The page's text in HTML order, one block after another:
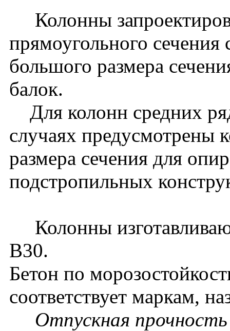
Колонны
прямоугольного сечения
большого размера
балок.
Для колонн средних
случаях предусмотрены
размера сечения для
подстропильных
Колонны
B30.
Бетон по
соответствует маркам,
Отпускная